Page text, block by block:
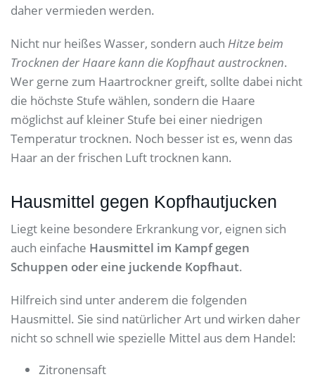
daher vermieden werden.
Nicht nur heißes Wasser, sondern auch Hitze beim
Trocknen der Haare kann die Kopfhaut austrocknen.
Wer gerne zum Haartrockner greift, sollte dabei nicht
die höchste Stufe wählen, sondern die Haare
möglichst auf kleiner Stufe bei einer niedrigen
Temperatur trocknen. Noch besser ist es, wenn das
Haar an der frischen Luft trocknen kann.
Hausmittel gegen Kopfhautjucken
Liegt keine besondere Erkrankung vor, eignen sich
auch einfache Hausmittel im Kampf gegen
Schuppen oder eine juckende Kopfhaut.
Hilfreich sind unter anderem die folgenden
Hausmittel. Sie sind natürlicher Art und wirken daher
nicht so schnell wie spezielle Mittel aus dem Handel:
Zitronensaft